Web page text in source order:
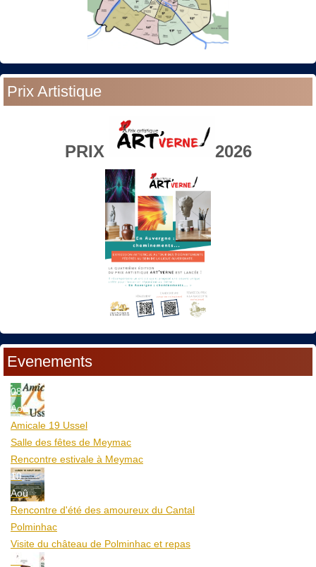
Prix Artistique
PRIX 2026
Evenements
08
Aoû
Amicale 19 Ussel
Salle des fêtes de Meymac
Rencontre estivale à Meymac
10
Aoû
Rencontre d'été des amoureux du Cantal
Polminhac
Visite du château de Polminhac et repas
12